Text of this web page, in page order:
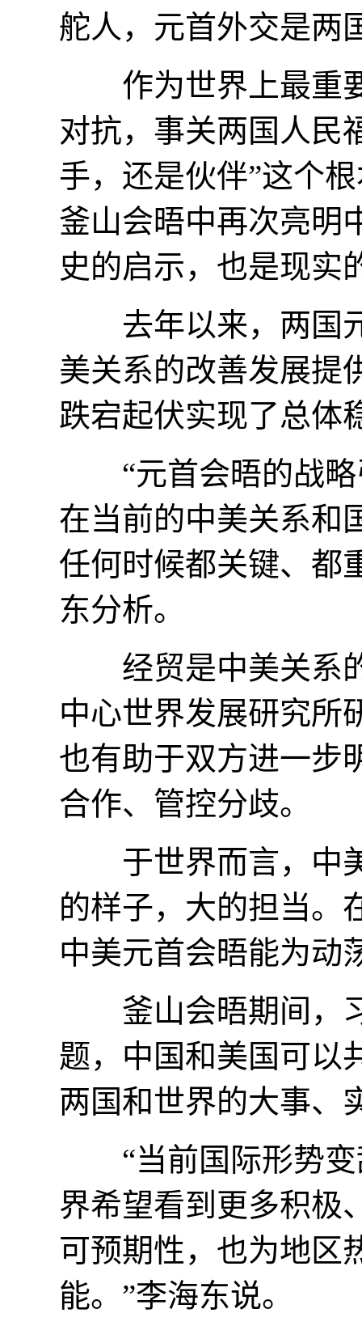
舵人，元首外交是两
作为世界上最重要
对抗，事关两国人民
手，还是伙伴”这个
釜山会晤中再次亮明
史的启示，也是现实
去年以来，两国元
美关系的改善发展提
跌宕起伏实现了总体
“元首会晤的战略
在当前的中美关系和
任何时候都关键、都
东分析。
经贸是中美关系的
中心世界发展研究所
也有助于双方进一步
合作、管控分歧。
于世界而言，中美
的样子，大的担当。
中美元首会晤能为动
釜山会晤期间，习
题，中国和美国可以
两国和世界的大事、
“当前国际形势变
界希望看到更多积极
可预期性，也为地区
能。”李海东说。